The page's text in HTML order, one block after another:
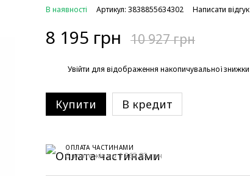
В наявності Артикул: 3838855634302 Написати відгук
8 195 грн 10 927 грн
Увійти для відображення накопичувальної знижки
Купити В кредит
ОПЛАТА ЧАСТИНАМИ
6 платежів по 1 365.83 грн